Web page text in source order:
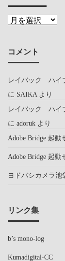
コメント
レイバック ハイ
に SAIKA より
レイバック ハイ
に adoruk より
Adobe Bridge 起
Adobe Bridge 起
ヨドバシカメラ
リンク集
b’s mono-log
Kumadigital-CC